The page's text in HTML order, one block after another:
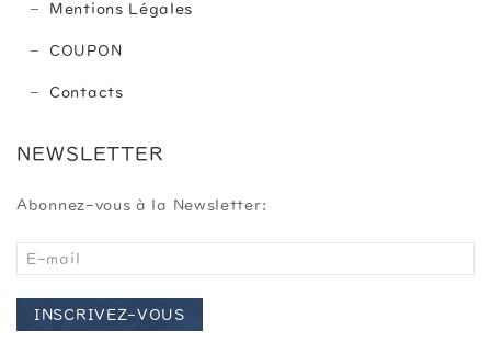
Mentions Légales
COUPON
Contacts
NEWSLETTER
Abonnez-vous à la Newsletter:
INSCRIVEZ-VOUS